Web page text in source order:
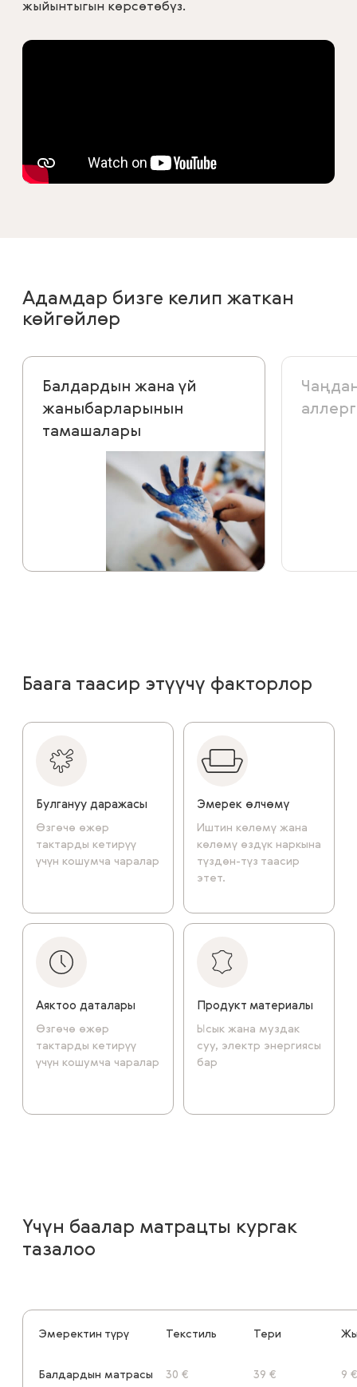
жыйынтыгын көрсөтөбүз.
Адамдар бизге келип жаткан
көйгөйлөр
Балдардын жана үй
жаныбарларынын
тамашалары
Баага таасир этүүчү факторлор
Булгануу даражасы
Өзгөчө өжөр
тактарды кетирүү
үчүн кошумча чаралар
Эмерек өлчөмү
Иштин көлөмү жана
көлөмү өздүк наркына
түздөн-түз таасир
этет.
Аяктоо даталары
Өзгөчө өжөр
тактарды кетирүү
үчүн кошумча чаралар
Продукт материалы
Ысык жана муздак
суу, электр энергиясы
бар
Үчүн баалар матрацты кургак
тазалоо
Эмеректин түрү Текстиль Тери
Балдардын матрасы 30 € 39 € 9 €